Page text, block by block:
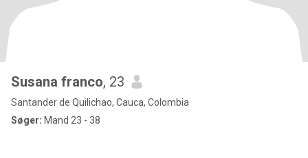
Susana franco, 23
Santander de Quilichao, Cauca, Colombia
Søger: Mand 23 - 38